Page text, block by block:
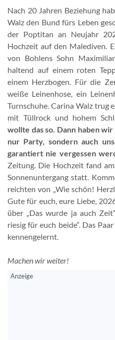
Nach 20 Jahren Beziehung
Walz den Bund fürs Leben
der Poptitan an Neujahr
Hochzeit auf den Malediven.
von Bohlens Sohn
haltend auf einem roten
einem Herzbogen. Für die
weiße Leinenhose, ein
Turnschuhe. Carina Walz trug
mit Tüllrock und hohem
wollte das so. Dann haben
nur Party, sondern auch
garantiert nie vergessen
Zeitung. Die Hochzeit fand
Sonnenuntergang statt.
reichten von „Wie schön!
Gute für euch, eure Liebe,
über „Das wurde ja auch
riesig für euch beide“. Das
kennengelernt.
Machen wir weiter!